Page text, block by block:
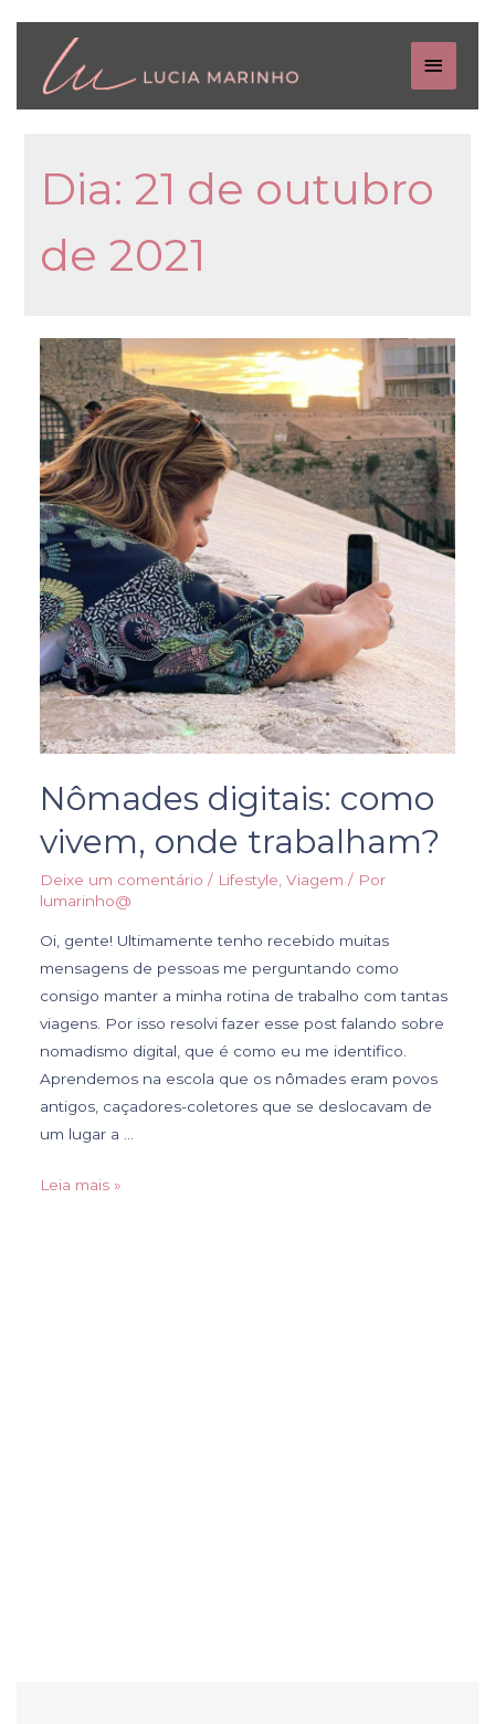
Dia: 21 de outubro
de 2021
Nômades digitais: como
vivem, onde trabalham?
Deixe um comentário / Lifestyle ,Viagem / Por
lumarinho@
Oi, gente! Ultimamente tenho recebido muitas
mensagens de pessoas me perguntando como
consigo manter a minha rotina de trabalho com tantas
viagens. Por isso resolvi fazer esse post falando sobre
nomadismo digital, que é como eu me identifico.
Aprendemos na escola que os nômades eram povos
antigos, caçadores-coletores que se deslocavam de
um lugar a …
Leia mais »